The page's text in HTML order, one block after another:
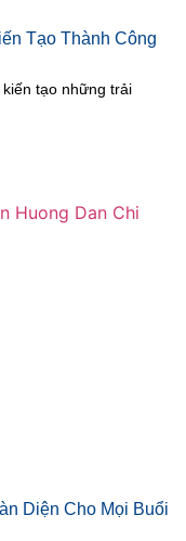
Tạo Thành Công
tạo những trải
Diện Cho Mọi Buổi